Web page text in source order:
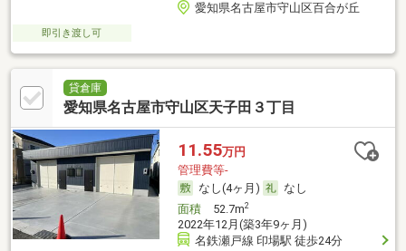
愛知県名古屋市守山区百合が丘
即引き渡し可
貸倉庫
愛知県名古屋市守山区天子田３丁目
11.55万円
管理費等-
なし(4ヶ月)
なし
面積52.7m2
2022年12月(築3年9ヶ月)
名鉄瀬戸線 印場駅 徒歩24分